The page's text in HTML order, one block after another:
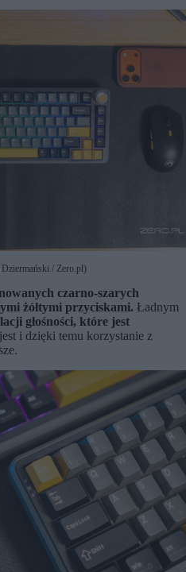
/ Zero.pl)
czarno-szarych
żółtymi przyciskami. Ładnym
głośności, które jest
i dzięki temu korzystanie z